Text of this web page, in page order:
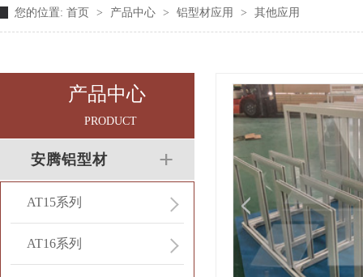
您的位置: 首页 > 产品中心 > 铝型材应用 > 其他应用
产品中心
PRODUCT
安腾铝型材
AT15系列
AT16系列